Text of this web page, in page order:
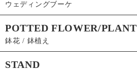
ウェディングブーケ
POTTED FLOWER/PLANT
鉢花 / 鉢植え
STAND